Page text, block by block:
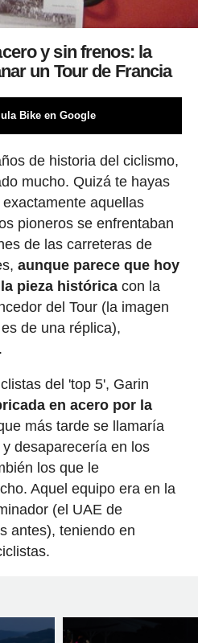
y sin frenos: la
un Tour de Francia
Bike en Google
de historia del ciclismo,
mucho. Quizá te hayas
aquellas
pioneros se enfrentaban
de las carreteras de
aunque parece que hoy
pieza históricacon la
del Tour (la imagen
de una réplica),
del 'top 5', Garin
en acero por la
más tarde se llamaría
desaparecería en los
los que le
Aquel equipo era en la
(el UAE de
antes), teniendo en